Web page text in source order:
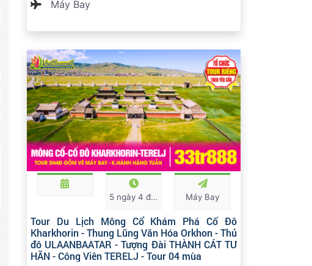
Máy Bay
5 ngày 4 đêm Máy Bay
Tour Du Lịch Mông Cổ Khám Phá Cố Đô
Kharkhorin - Thung Lũng Văn Hóa Orkhon - Thủ
đô ULAANBAATAR - Tượng Đài THÀNH CÁT TƯ
HÃN - Công Viên TERELJ - Tour 04 mùa